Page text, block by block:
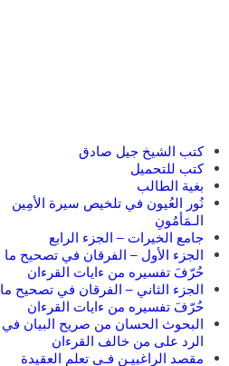
كتب الشيخ جيل صادق
كتب للتحميل
بغية الطالب
نُور العُيون في تلخيص سيرة الأمِين
الـمَأمُونِ
جامع الخيرات – الجزء الرابع
الجزء الأول – الفرقان في تصحيح ما
حُرّفَ تفسيره من ءايات القرءان
الجزء الثاني – الفرقان في تصحيح ما
حُرّفَ تفسيره من ءايات القرءان
البحوث الحسان من صريح البيان في
الرد على من خالف القرءان
مقصد الراغبيـن فـى تعلم العقيدة